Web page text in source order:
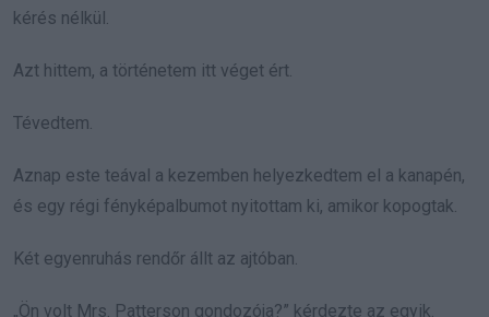
kérés nélkül.
Azt hittem, a történetem itt véget ért.
Tévedtem.
Aznap este teával a kezemben helyezkedtem el a kanapén,
és egy régi fényképalbumot nyitottam ki, amikor kopogtak.
Két egyenruhás rendőr állt az ajtóban.
„Ön volt Mrs. Patterson gondozója?” kérdezte az egyik.